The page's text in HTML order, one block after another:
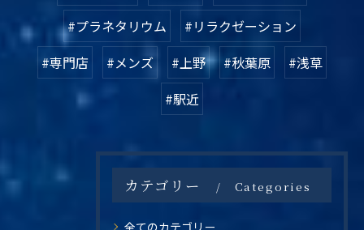
#プラネタリウム
#リラクゼーション
#専門店
#メンズ #上野 #秋葉原
#浅草
#駅近
カテゴリー Categories
全てのカテゴリー